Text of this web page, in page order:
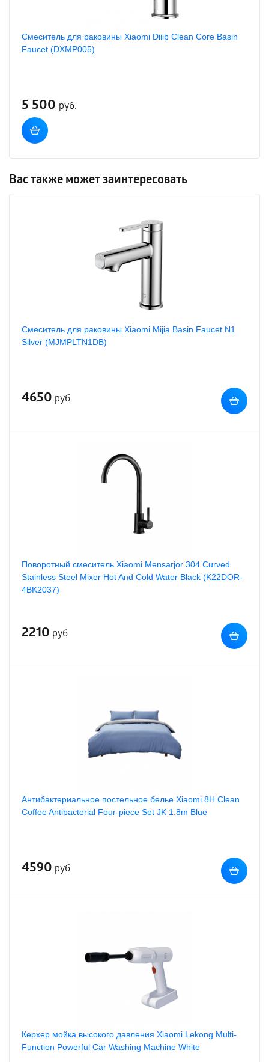
Смеситель для раковины Xiaomi Diiib Clean Core Basin
Faucet (DXMP005)
5 500 руб.
Вас также может заинтересовать
Смеситель для раковины Xiaomi Mijia Basin Faucet N1
Silver (MJMPLTN1DB)
4650 руб
Поворотный смеситель Xiaomi Mensarjor 304 Curved
Stainless Steel Mixer Hot And Cold Water Black (K22DOR-
4BK2037)
2210 руб
Антибактериальное постельное белье Xiaomi 8H Clean
Coffee Antibacterial Four-piece Set JK 1.8m Blue
4590 руб
Керхер мойка высокого давления Xiaomi Lekong Multi-
Function Powerful Car Washing Machine White